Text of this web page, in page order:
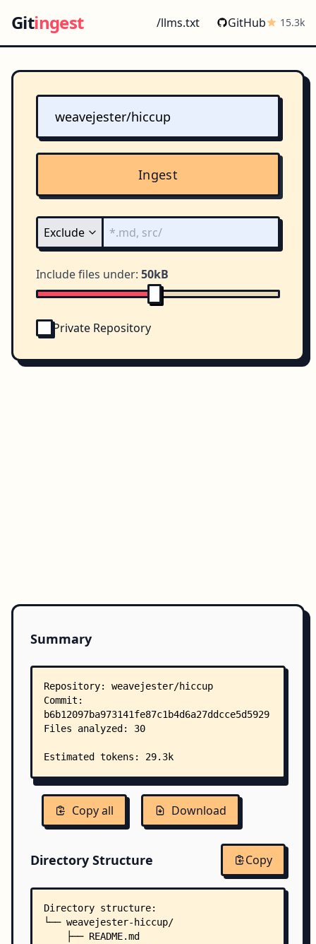
Gitingest /llms.txt GitHub 15.3k
Ingest
Include files under: 50kB
Private Repository
Summary
Copy all Download
Directory Structure Copy
Directory structure:
└── weavejester-hiccup/
    ├── README.md